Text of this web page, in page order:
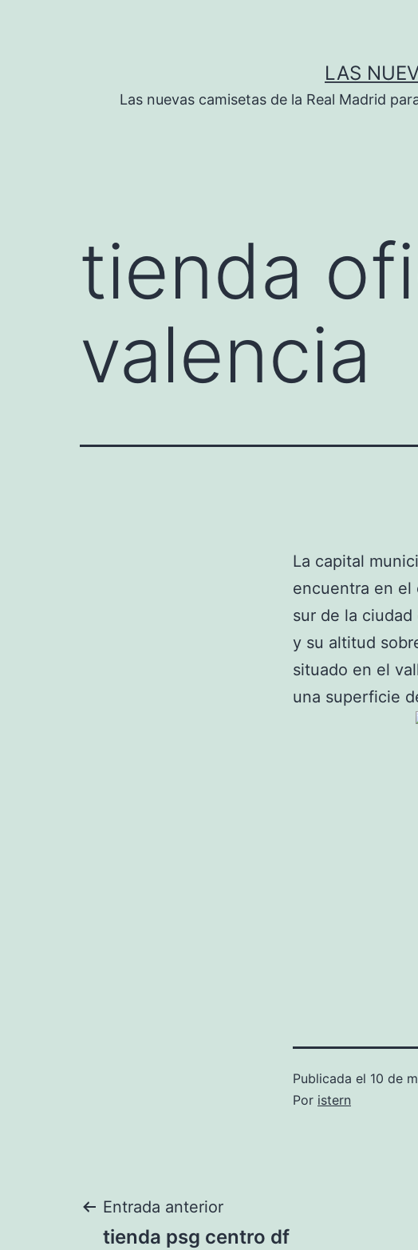
LAS
Las nuevas camisetas de la Real Madrid
tienda
valencia
La capital
encuentra en el
sur de la
y su altitud
situado en el
una superficie
Publicada el 10 de
Por istern
Navegación
Entrada anterior
tienda psg centro df